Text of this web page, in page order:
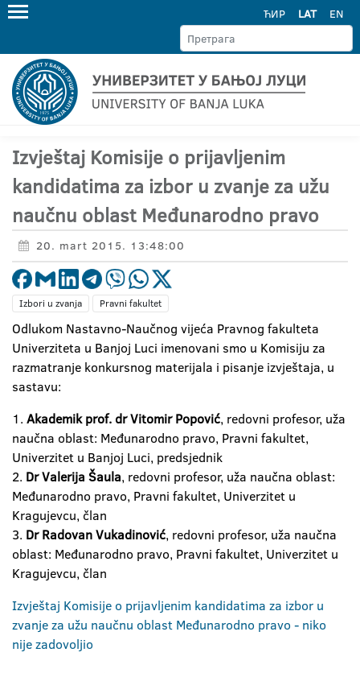
ЋИР LAT EN
Izvještaj Komisije o prijavljenim
kandidatima za izbor u zvanje za užu
naučnu oblast Međunarodno pravo
20. mart 2015. 13:48:00
Izbori u zvanja Pravni fakultet
Odlukom Nastavno-Naučnog vijeća Pravnog fakulteta
Univerziteta u Banjoj Luci imenovani smo u Komisiju za
razmatranje konkursnog materijala i pisanje izvještaja, u
sastavu:
1. Akademik prof. dr Vitomir Popović, redovni profesor, uža
naučna oblast: Međunarodno pravo, Pravni fakultet,
Univerzitet u Banjoj Luci, predsjednik
2. Dr Valerija Šaula, redovni profesor, uža naučna oblast:
Međunarodno pravo, Pravni fakultet, Univerzitet u
Kragujevcu, član
3. Dr Radovan Vukadinović, redovni profesor, uža naučna
oblast: Međunarodno pravo, Pravni fakultet, Univerzitet u
Kragujevcu, član
Izvještaj Komisije o prijavljenim kandidatima za izbor u
zvanje za užu naučnu oblast Međunarodno pravo - niko
nije zadovoljio